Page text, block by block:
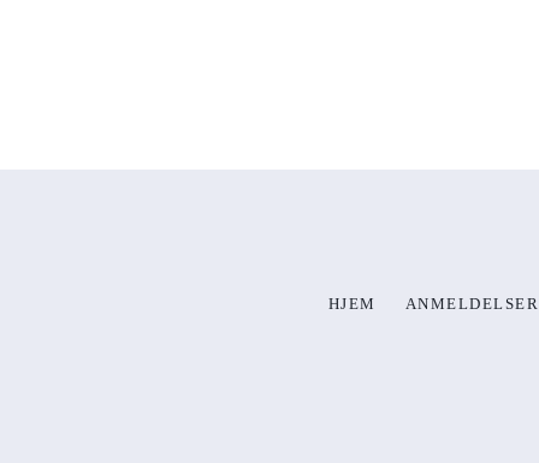
HJEM ANMELDELSER